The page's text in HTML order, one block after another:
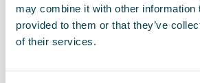
may combine it with other information
provided to them or that they’ve
of their services.
Mere attraktive indgange